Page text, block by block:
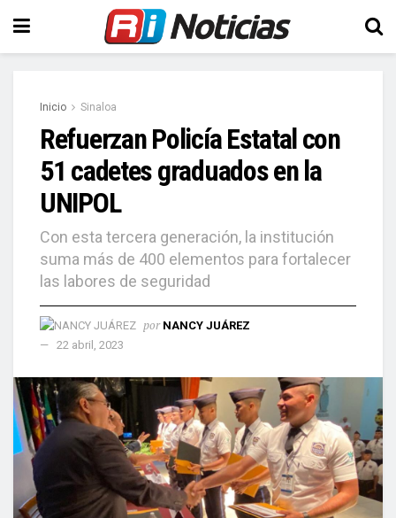
Inicio Sinaloa
Refuerzan Policía Estatal con
51 cadetes graduados en la
UNIPOL
Con esta tercera generación, la institución
suma más de 400 elementos para fortalecer
las labores de seguridad
por NANCY JUÁREZ
22 abril, 2023